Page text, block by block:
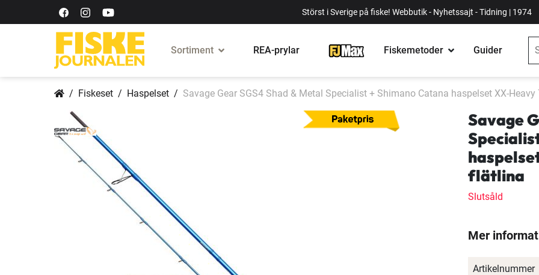
Störst i Sverige på fiske! Webbutik - Nyhetssajt - Tidning | 1974
Sortiment REA-prylar Fiskemetoder Guider
Fiskeset Haspelset Savage Gear SGS4 Shad & Metal Specialist + Shimano Catana haspelset XX-
Savage
flätlina
Slutsåld
Mer
Artikelnummer